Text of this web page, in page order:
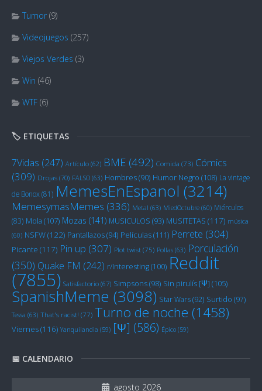
Tumor (9)
Videojuegos (257)
Viejos Verdes (3)
Win (46)
WTF (6)
🏷️ ETIQUETAS
7Vidas (247) Artículo (62) BME (492) Comida (73) Cómics
(309) Drojas (70) FALSO (63) Hombres(90) Humor Negro (108) La vintage
de Bonox(81) MemesEnEspanol (3214)
MemesymasMemes (336) Metal (63) MiedOctubre (60) Miérculos
(83) Mola (107) Mozas (141) MUSICULOS (93) MUSITETAS (117) música
(60) NSFW(122) Pantallazos(94) Películas(111) Perrete (304)
Picante (117) Pin up (307) Plot twist (75) Pollas (63) Porculación
(350) Quake FM (242) r/Interesting(100) Reddit
(7855) Satisfactorio (67) Simpsons(98) Sin pirulís [Ψ] (105)
SpanishMeme (3098) Star Wars(92) Surtido (97)
Tessa (63) That's racist! (77) Turno de noche (1458)
Viernes(116) Yanquilandia (59) [Ψ] (586) Épico (59)
📅 CALENDARIO
agosto 2026